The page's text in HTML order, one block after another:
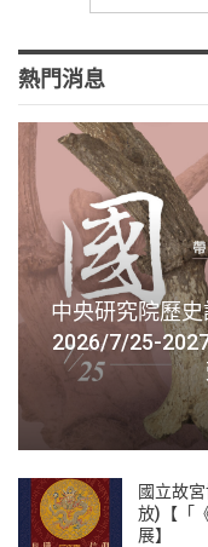
熱門消息
中央研究院歷
2026/7/25-
國立故
放)【「
展】